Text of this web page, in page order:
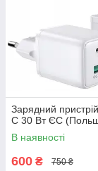
Зарядний
C 30 Вт ЄС
В наявності
600 ₴ 750 ₴